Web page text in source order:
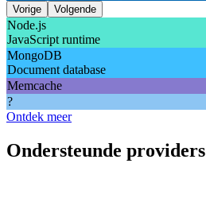
Vorige Volgende
Node.js
JavaScript runtime
MongoDB
Document database
Memcache
?
Ontdek meer
Ondersteunde providers